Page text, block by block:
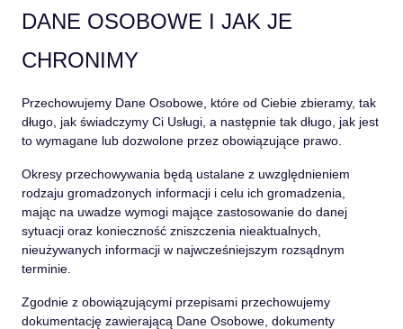
DANE OSOBOWE I JAK JE
CHRONIMY
Przechowujemy Dane Osobowe, które od Ciebie zbieramy, tak
długo, jak świadczymy Ci Usługi, a następnie tak długo, jak jest
to wymagane lub dozwolone przez obowiązujące prawo.
Okresy przechowywania będą ustalane z uwzględnieniem
rodzaju gromadzonych informacji i celu ich gromadzenia,
mając na uwadze wymogi mające zastosowanie do danej
sytuacji oraz konieczność zniszczenia nieaktualnych,
nieużywanych informacji w najwcześniejszym rozsądnym
terminie.
Zgodnie z obowiązującymi przepisami przechowujemy
dokumentację zawierającą Dane Osobowe, dokumenty